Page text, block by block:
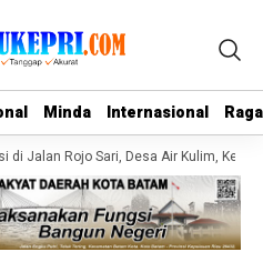
Minda Internasional
Minda Internasional
Jalan Rojo Sari, Desa Air Kulim,